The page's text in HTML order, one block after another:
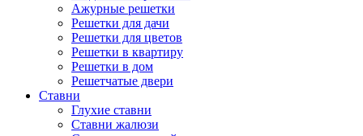
Ажурные решетки
Решетки для дачи
Решетки для цветов
Решетки в квартиру
Решетки в дом
Решетчатые двери
Ставни
Глухие ставни
Ставни жалюзи